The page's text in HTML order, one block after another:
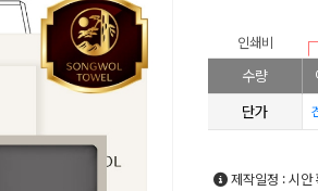
인쇄비
수량
단가
제작일정 : 시